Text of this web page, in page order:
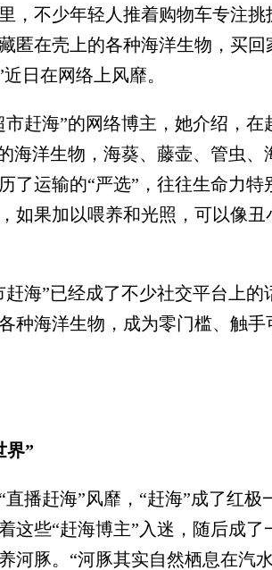
不少年轻人推着购物车专注挑
匿在壳上的各种海洋生物，买回
日在网络上风靡。
海”的网络博主，她介绍，在
海洋生物，海葵、藤壶、管虫
了运输的“严选”，往往生命力
如果加以喂养和光照，可以像
”已经成了不少社交平台上的
种海洋生物，成为零门槛、触
界”
赶海”风靡，“赶海”成了红极
这些“赶海博主”入迷，随后成了
河豚。“河豚其实自然栖息在汽